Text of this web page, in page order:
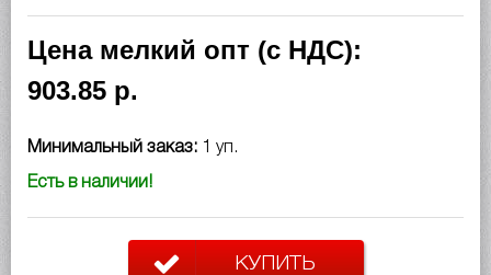
Цена мелкий опт (с НДС):
903.85 р.
Минимальный заказ: 1 уп.
Есть в наличии!
КУПИТЬ